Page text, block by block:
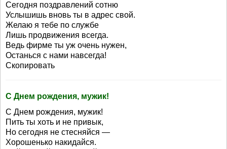
Сегодня поздравлений сотню
Услышишь вновь ты в адрес свой.
Желаю я тебе по службе
Лишь продвижения всегда.
Ведь фирме ты уж очень нужен,
Останься с нами навсегда!
Скопировать
С Днем рождения, мужик!
С Днем рождения, мужик!
Пить ты хоть и не привык,
Но сегодня не стесняйся —
Хорошенько накидайся.